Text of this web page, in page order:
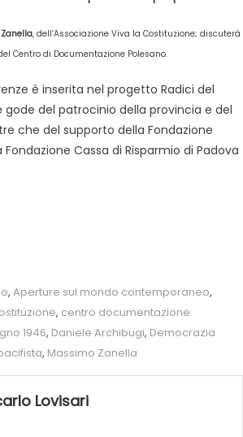
, dell’Associazione Viva la Costituzione; discuterà
l Centro di Documentazione Polesano.
è inserita nel progetto Radici del
del patrocinio della provincia e del
che del supporto della Fondazione
Cassa di Risparmio di Padova
, Aperture sul mondo contemporaneo,
, centro documentazione
1946, Daniele Archibugi, Democrazia
, Massimo Zanella
Lovisari